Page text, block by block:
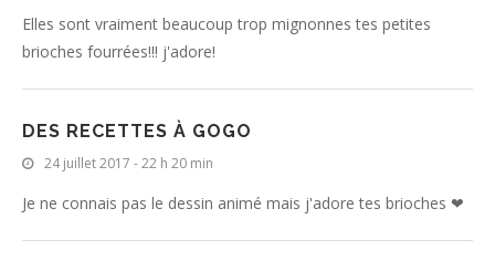
Elles sont vraiment beaucoup trop mignonnes tes petites
brioches fourrées!!! j'adore!
DES RECETTES À GOGO
24 juillet 2017 - 22 h 20 min
Je ne connais pas le dessin animé mais j'adore tes brioches ❤